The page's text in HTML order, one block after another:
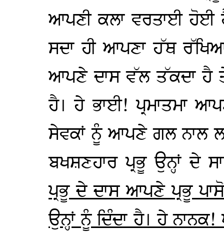
ਆਪਣੀ ਕਲਾ ਵਰਤਾਈ
ਸਦਾ ਹੀ ਆਪਣਾ ਹੱਥ
ਆਪਣੇ ਦਾਸ ਵੱਲ ਤੱਕਦਾ ਹੈ
ਹੈ। ਹੇ ਭਾਈ! ਪ੍ਰਮਾਤਮਾ
ਸੇਵਕਾਂ ਨੂੰ ਆਪਣੇ ਗਲ ਨਾਲ
ਬਖਸ਼ਣਹਾਰ ਪ੍ਰਭੂ ਉਨ੍ਹਾਂ ਦੇ
ਪ੍ਰਭੂ ਦੇ ਦਾਸ ਆਪਣੇ ਪ੍ਰਭੂ
ਉਨ੍ਹਾਂ ਨੂੰ ਦਿੰਦਾ ਹੈ। ਹੇ